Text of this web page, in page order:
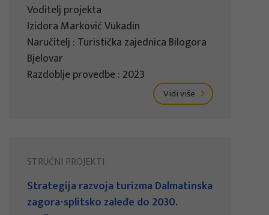
Voditelj projekta
Izidora Marković Vukadin
Naručitelj : Turistička zajednica Bilogora
Bjelovar
Razdoblje provedbe : 2023
Vidi više
STRUČNI PROJEKTI
Strategija razvoja turizma Dalmatinska
zagora-splitsko zaleđe do 2030.